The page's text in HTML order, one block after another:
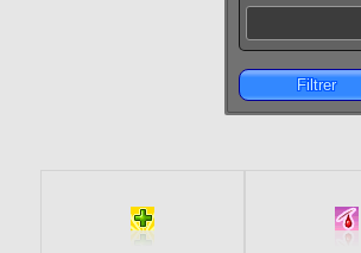
Filtrer